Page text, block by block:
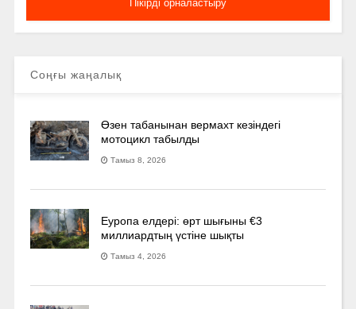
Соңғы жаңалық
Өзен табанынан вермахт кезіндегі
мотоцикл табылды
Тамыз 8, 2026
Еуропа елдері: өрт шығыны €3
миллиардтың үстіне шықты
Тамыз 4, 2026